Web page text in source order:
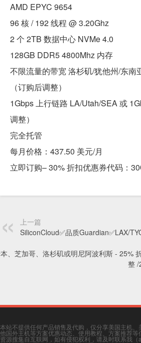
AMD EPYC 9654
96 核 / 192 线程 @ 3.20Ghz
2 个 2TB 数据中心 NVMe 4.0
128GB DDR5 4800Mhz 内存
不限流量的带宽 洛杉矶/犹他州/东南
（订购后调整）
1Gbps 上行链路 LA/Utah/SEA 或
调整）
完全托管
每月价格：437.50 美元/月
立即订购– 30% 折扣优惠券代码：
上一篇
SiliconCloud✅品质Guardian✅LAX/
、芝加哥、洛杉矶或明尼阿波利斯 - 25%
整 /
本站不提供任何产品销售及代购，仅分享美国主机
他国外主机等方案优惠动态、使用教程、方案推荐等
资源搜集自互联网，如有侵犯权利，请及时联系我